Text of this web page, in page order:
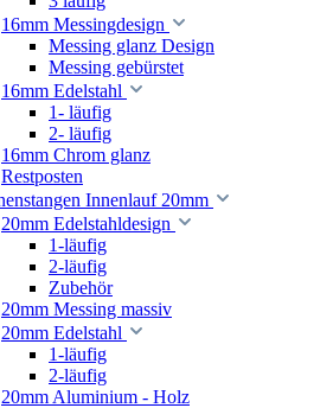
16mm Messingdesign
Messing glanz Design
Messing gebürstet
16mm Edelstahl
1- läufig
2- läufig
16mm Chrom glanz
Restposten
Innenlauf 20mm
20mm Edelstahldesign
1-läufig
2-läufig
Zubehör
20mm Messing massiv
20mm Edelstahl
1-läufig
2-läufig
20mm Aluminium - Holz